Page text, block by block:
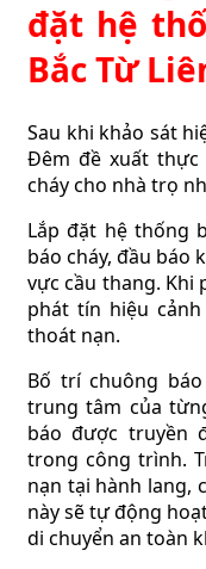
đặt hệ
Bắc Từ
Sau khi khảo sát
Đêm đề xuất
cháy cho nhà trọ
Lắp đặt hệ thống
báo cháy, đầu báo
vực cầu thang. Khi
phát tín hiệu
thoát nạn.
Bố trí chuông
trung tâm của
báo được truyền
trong công trình.
nạn tại hành lang,
này sẽ tự động
di chuyển an toàn